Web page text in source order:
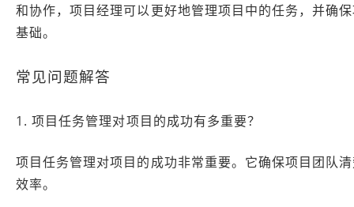
和协作，项目经理可以更好地管理项目中的任务，并确
基础。
常见问题解答
1. 项目任务管理对项目的成功有多重要？
项目任务管理对项目的成功非常重要。它确保项目团队
效率。